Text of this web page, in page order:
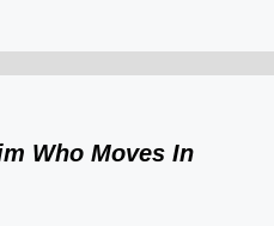
Who Moves In